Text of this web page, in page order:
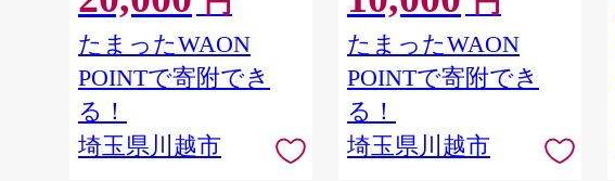
たまったWAON
POINTで寄附でき
る！
埼玉県川越市
たまったWAON
POINTで寄附でき
る！
埼玉県川越市